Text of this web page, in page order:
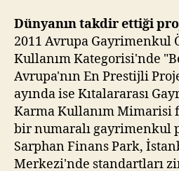
Dünyanın takdir ettiği
2011 Avrupa Gayrimenkul
Kullanım Kategorisi'nde
Avrupa'nın En Prestijli
ayında ise Kıtalararası
Karma Kullanım Mimarisi
bir numaralı gayrimenkul
Sarphan Finans Park,
Merkezi'nde standartları